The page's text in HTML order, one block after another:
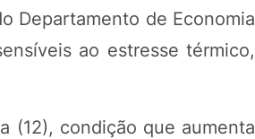
Departamento de Economia
ao estresse térmico,
(12), condição que aumenta